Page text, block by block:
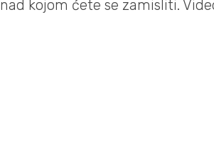
nad kojom ćete se zamisliti.